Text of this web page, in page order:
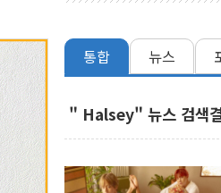
통합 뉴스
" Halsey" 뉴스 검색